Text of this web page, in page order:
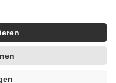
4419944605341
Zuhilfenahme künstlicher